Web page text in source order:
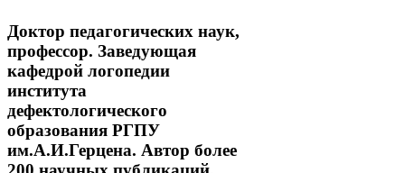
Доктор педагогических наук,
профессор. Заведующая
кафедрой логопедии
института
дефектологического
образования РГПУ
им.А.И.Герцена. Автор более